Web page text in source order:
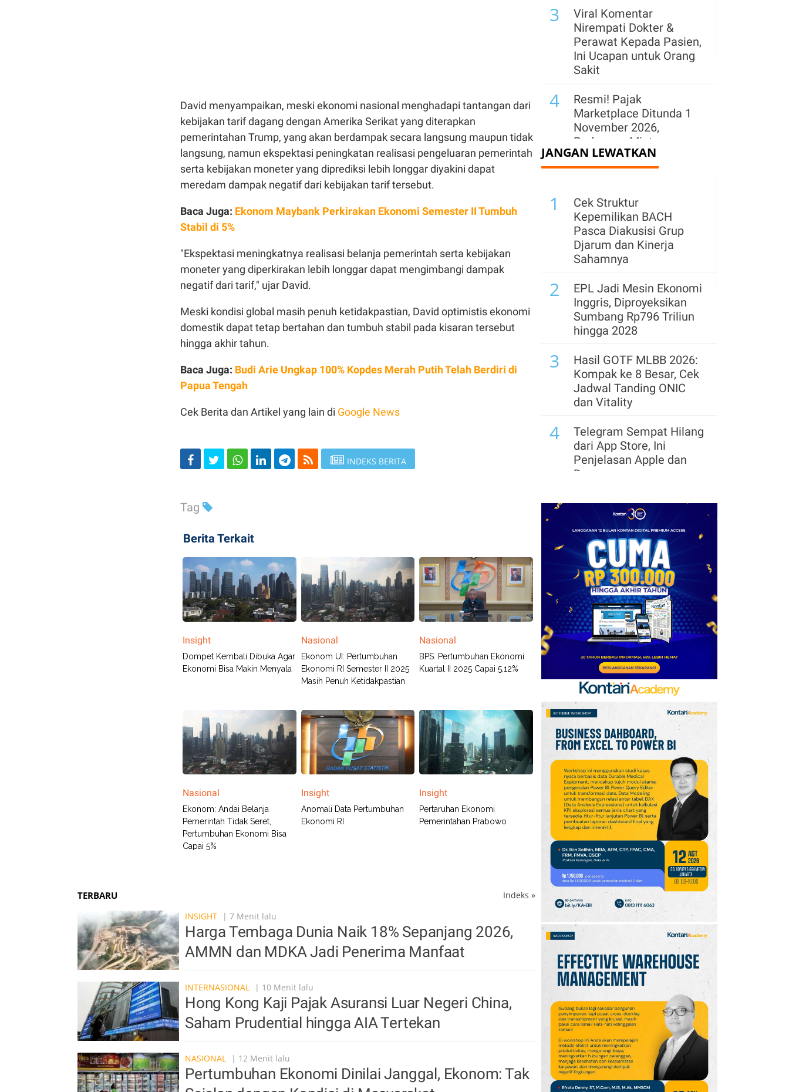
David menyampaikan, meski ekonomi nasional menghadapi tantangan dari
kebijakan tarif dagang dengan Amerika Serikat yang diterapkan
pemerintahan Trump, yang akan berdampak secara langsung maupun tidak
langsung, namun ekspektasi peningkatan realisasi pengeluaran pemerintah
serta kebijakan moneter yang diprediksi lebih longgar diyakini dapat
meredam dampak negatif dari kebijakan tarif tersebut.
Baca Juga: Ekonom Maybank Perkirakan Ekonomi Semester II Tumbuh
Stabil di 5%
"Ekspektasi meningkatnya realisasi belanja pemerintah serta kebijakan
moneter yang diperkirakan lebih longgar dapat mengimbangi dampak
negatif dari tarif," ujar David.
Meski kondisi global masih penuh ketidakpastian, David optimistis ekonomi
domestik dapat tetap bertahan dan tumbuh stabil pada kisaran tersebut
hingga akhir tahun.
Baca Juga: Budi Arie Ungkap 100% Kopdes Merah Putih Telah Berdiri di
Papua Tengah
Cek Berita dan Artikel yang lain di Google News
INDEKS BERITA
Tag
Berita Terkait
Insight
Dompet Kembali Dibuka Agar
Ekonomi Bisa Makin Menyala
Nasional
Ekonom UI: Pertumbuhan
Ekonomi RI Semester II 2025
Masih Penuh Ketidakpastian
Nasional
BPS: Pertumbuhan Ekonomi
Kuartal II 2025 Capai 5,12%
Nasional
Ekonom: Andai Belanja
Pemerintah Tidak Seret,
Pertumbuhan Ekonomi Bisa
Capai 5%
Insight
Anomali Data Pertumbuhan
Ekonomi RI
Insight
Pertaruhan Ekonomi
Pemerintahan Prabowo
TERBARU Indeks »
INSIGHT
| 7 Menit lalu
Harga Tembaga Dunia Naik 18% Sepanjang 2026,
AMMN dan MDKA Jadi Penerima Manfaat
INTERNASIONAL | 10 Menit lalu
Hong Kong Kaji Pajak Asuransi Luar Negeri China,
Saham Prudential hingga AIA Tertekan
NASIONAL | 12 Menit lalu
Pertumbuhan Ekonomi Dinilai Janggal, Ekonom: Tak
3
Viral Komentar
Nirempati Dokter &
Perawat Kepada Pasien,
Ini Ucapan untuk Orang
Sakit
4
Resmi! Pajak
Marketplace Ditunda 1
November 2026,
Pedagang Minta
Kepastian Aturan
Mesin Pertumbuhan
Ekonomi Berisiko
Kehilangan Tenaga
JANGAN LEWATKAN
1
Cek Struktur
Kepemilikan BACH
Pasca Diakusisi Grup
Djarum dan Kinerja
Sahamnya
2
EPL Jadi Mesin Ekonomi
Inggris, Diproyeksikan
Sumbang Rp796 Triliun
hingga 2028
3
Hasil GOTF MLBB 2026:
Kompak ke 8 Besar, Cek
Jadwal Tanding ONIC
dan Vitality
4
Telegram Sempat Hilang
dari App Store, Ini
Penjelasan Apple dan
Durov
5
Link dan Syarat
Dokumen Pendaftaran
Pandang Istana untuk
Ikut Upacara HUT Ke-81
RI
6
Promo Super Hemat
Indomaret 6–19 Agustus
2026, Diskon Kebutuhan
Rumah hingga 40%
Promo Superindo 6–12
Agustus 2026
Jabodetabek &
Palembang, Diskon
Melon Fujisawa 45%
8
Prediksi Persib vs
Persebaya di Final Piala
Presiden 2026: Susunan
Pemain & Skor
Jadwal Persija vs Arema
FC Perebutan Juara 3
Piala Presiden 2026,
Kick-off Sore Ini
10 Oppo A7 Pro Max Rilis
dengan Baterai 10.000
mAh, Terbesar
Sepanjang Sejarah Oppo